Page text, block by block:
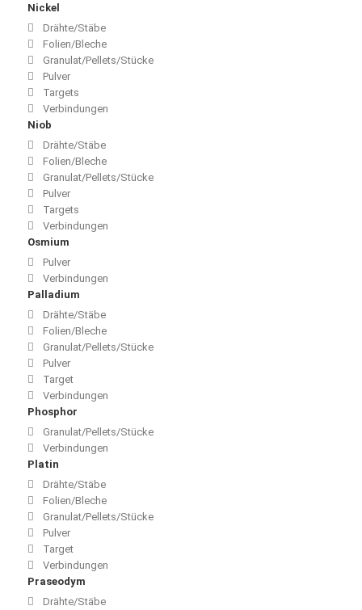
Nickel
Drähte/Stäbe
Folien/Bleche
Granulat/Pellets/Stücke
Pulver
Targets
Verbindungen
Niob
Drähte/Stäbe
Folien/Bleche
Granulat/Pellets/Stücke
Pulver
Targets
Verbindungen
Osmium
Pulver
Verbindungen
Palladium
Drähte/Stäbe
Folien/Bleche
Granulat/Pellets/Stücke
Pulver
Target
Verbindungen
Phosphor
Granulat/Pellets/Stücke
Verbindungen
Platin
Drähte/Stäbe
Folien/Bleche
Granulat/Pellets/Stücke
Pulver
Target
Verbindungen
Praseodym
Drähte/Stäbe